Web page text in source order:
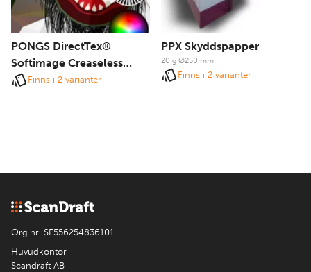
PONGS DirectTex®
Softimage Creaseless
Premium®
Finns i 2 varianter
PPX Skyddspapper
20 g Ø250 mm
Finns i 2 varianter
Org.nr. SE556254836101
Huvudkontor
Scandraft AB